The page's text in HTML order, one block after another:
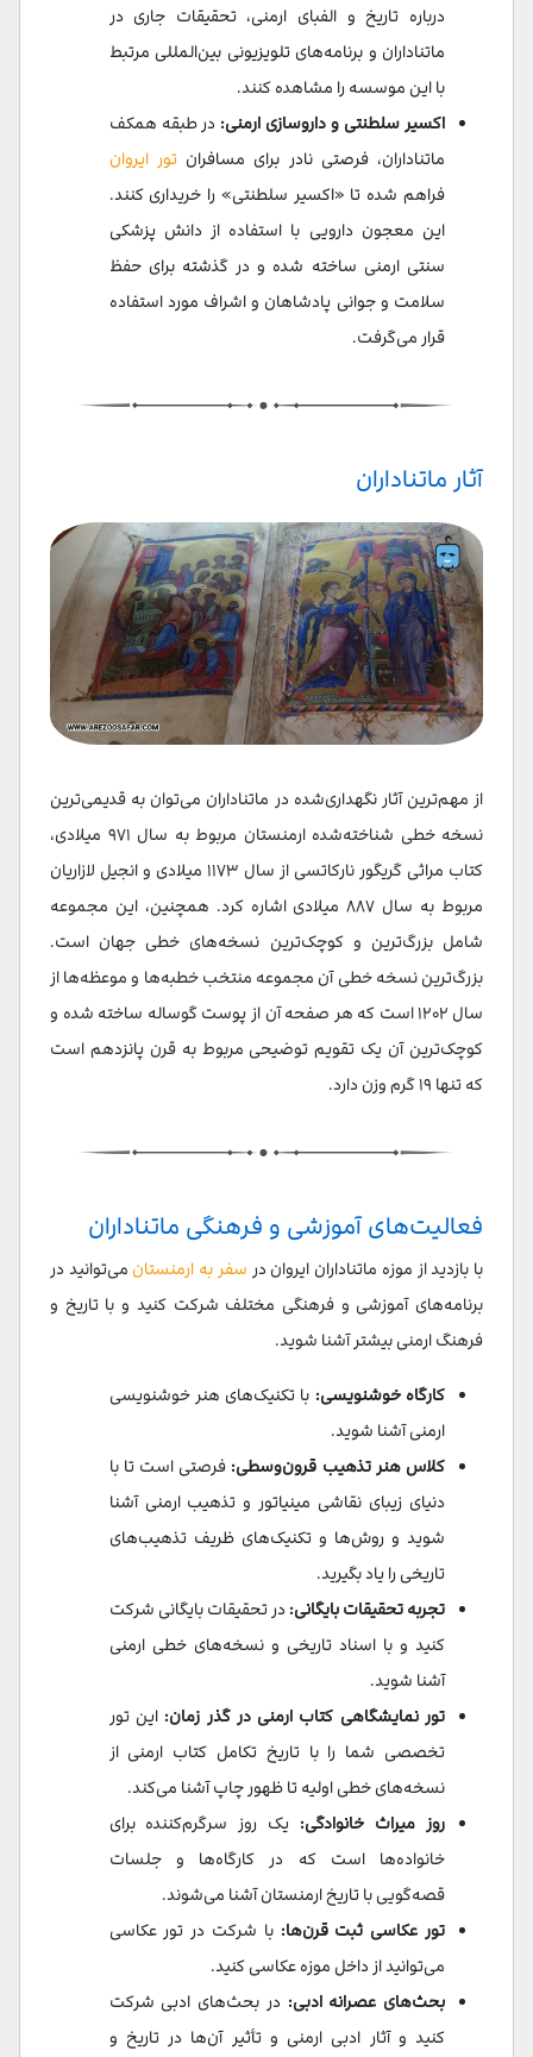
درباره تاریخ و الفبای ارمنی، تحقیقات جاری در
ماتناداران و برنامه‌های تلویزیونی بین‌المللی مرتبط
با این موسسه را مشاهده کنند.
اکسیر سلطنتی و داروسازی ارمنی: در طبقه همکف
ماتناداران، فرصتی نادر برای مسافران تور ایروان
فراهم شده تا «اکسیر سلطنتی» را خریداری کنند.
این معجون دارویی با استفاده از دانش پزشکی
سنتی ارمنی ساخته شده و در گذشته برای حفظ
سلامت و جوانی پادشاهان و اشراف مورد استفاده
قرار می‌گرفت.
آثار ماتناداران
از مهم‌ترین آثار نگهداری‌شده در ماتناداران می‌توان به قدیمی‌ترین
نسخه خطی شناخته‌شده ارمنستان مربوط به سال ۹۷۱ میلادی،
کتاب مراثی گریگور نارکاتسی از سال ۱۱۷۳ میلادی و انجیل لازاریان
مربوط به سال ۸۸۷ میلادی اشاره کرد. همچنین، این مجموعه
شامل بزرگ‌ترین و کوچک‌ترین نسخه‌های خطی جهان است.
بزرگ‌ترین نسخه خطی آن مجموعه منتخب خطبه‌ها و موعظه‌ها از
سال ۱۲۰۲ است که هر صفحه آن از پوست گوساله ساخته شده و
کوچک‌ترین آن یک تقویم توضیحی مربوط به قرن پانزدهم است
که تنها ۱۹ گرم وزن دارد.
فعالیت‌های آموزشی و فرهنگی ماتناداران
با بازدید از موزه ماتناداران ایروان در سفر به ارمنستان می‌توانید در
برنامه‌های آموزشی و فرهنگی مختلف شرکت کنید و با تاریخ و
فرهنگ ارمنی بیشتر آشنا شوید.
کارگاه خوشنویسی: با تکنیک‌های هنر خوشنویسی
ارمنی آشنا شوید.
کلاس هنر تذهیب قرون‌وسطی: فرصتی است تا با
دنیای زیبای نقاشی مینیاتور و تذهیب ارمنی آشنا
شوید و روش‌ها و تکنیک‌های ظریف تذهیب‌های
تاریخی را یاد بگیرید.
تجربه تحقیقات بایگانی: در تحقیقات بایگانی شرکت
کنید و با اسناد تاریخی و نسخه‌های خطی ارمنی
آشنا شوید.
تور نمایشگاهی کتاب ارمنی در گذر زمان: این تور
تخصصی شما را با تاریخ تکامل کتاب ارمنی از
نسخه‌های خطی اولیه تا ظهور چاپ آشنا می‌کند.
روز میراث خانوادگی: یک روز سرگرم‌کننده برای
خانواده‌ها است که در کارگاه‌ها و جلسات
قصه‌گویی با تاریخ ارمنستان آشنا می‌شوند.
تور عکاسی ثبت قرن‌ها: با شرکت در تور عکاسی
می‌توانید از داخل موزه عکاسی کنید.
بحث‌های عصرانه ادبی: در بحث‌های ادبی شرکت
کنید و آثار ادبی ارمنی و تأثیر آن‌ها در تاریخ و